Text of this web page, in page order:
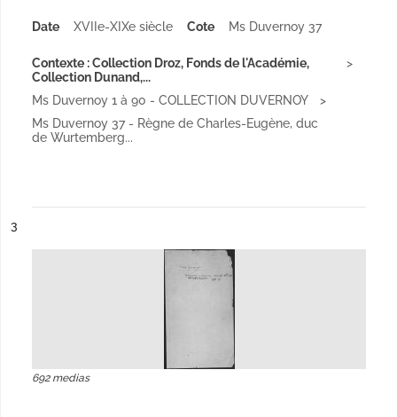
Date XVIIe-XIXe siècle Cote Ms Duvernoy 37
Contexte : Collection Droz, Fonds de l'Académie,
Collection Dunand,...
Ms Duvernoy 1 à 90 - COLLECTION DUVERNOY
Ms Duvernoy 37 - Règne de Charles-Eugène, duc
de Wurtemberg...
n°
3
692 medias